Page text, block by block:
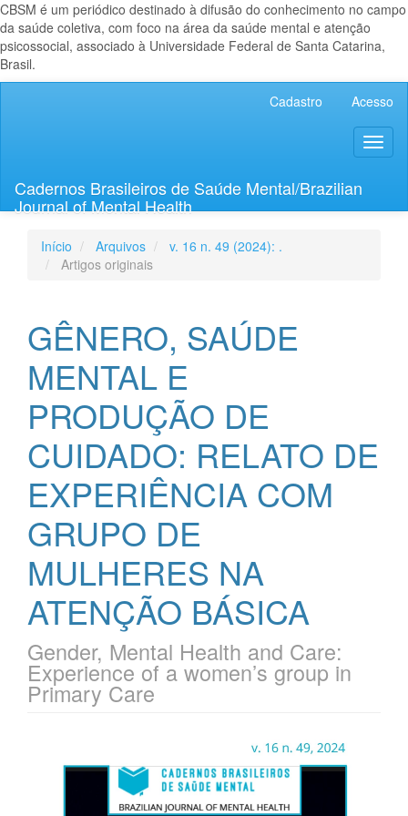
CBSM é um periódico destinado à difusão do conhecimento no campo
da saúde coletiva, com foco na área da saúde mental e atenção
psicossocial, associado à Universidade Federal de Santa Catarina,
Brasil.
Lateral
Cadastro Acesso
Cadernos Brasileiros de Saúde Mental/Brazilian
Journal of Mental Health
Início Arquivos
v. 16 n. 49 (2024): .
Artigos originais
GÊNERO, SAÚDE
MENTAL E
PRODUÇÃO DE
CUIDADO: RELATO DE
EXPERIÊNCIA COM
GRUPO DE
MULHERES NA
ATENÇÃO BÁSICA
Gender, Mental Health and Care:
Experience of a women’s group in
Primary Care
lateral